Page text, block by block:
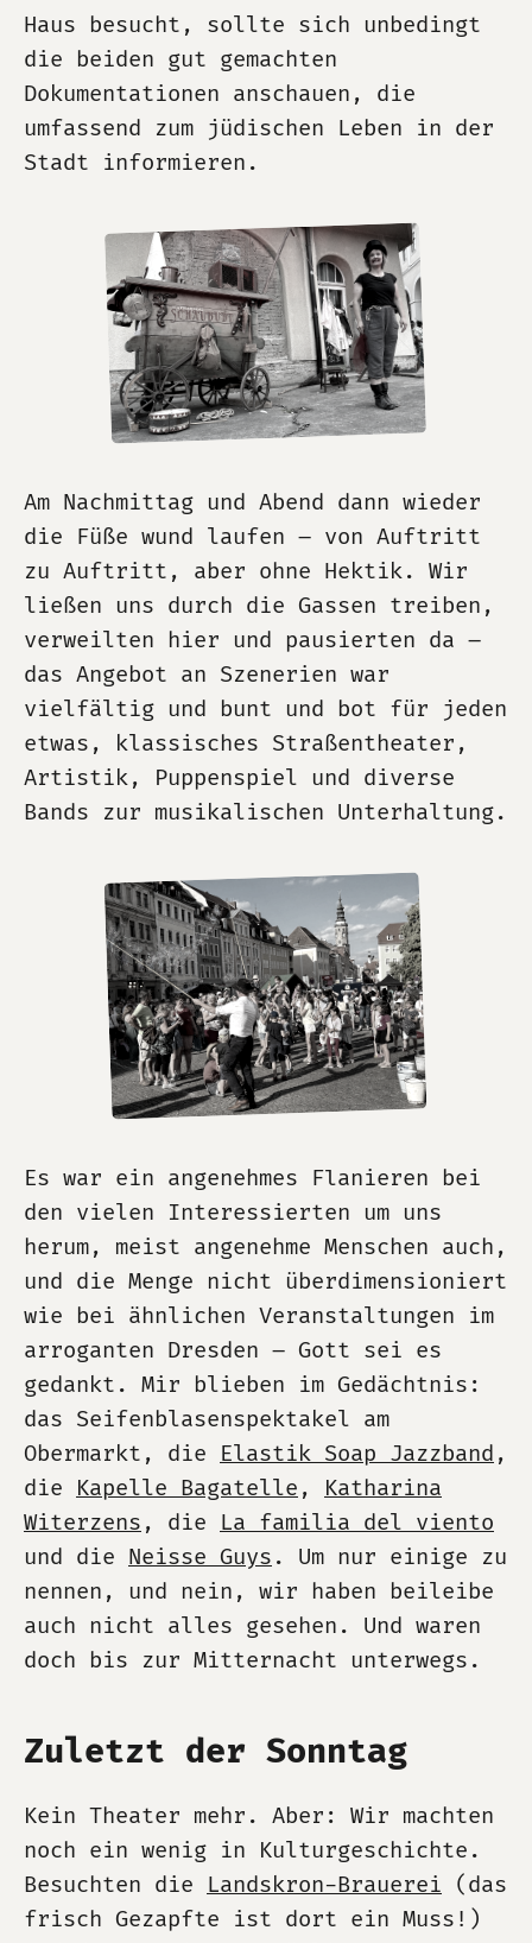
Haus besucht, sollte sich unbedingt
die beiden gut gemachten
Dokumentationen anschauen, die
umfassend zum jüdischen Leben in der
Stadt informieren.
Am Nachmittag und Abend dann wieder
die Füße wund laufen – von Auftritt
zu Auftritt, aber ohne Hektik. Wir
ließen uns durch die Gassen treiben,
verweilten hier und pausierten da –
das Angebot an Szenerien war
vielfältig und bunt und bot für jeden
etwas, klassisches Straßentheater,
Artistik, Puppenspiel und diverse
Bands zur musikalischen Unterhaltung.
Es war ein angenehmes Flanieren bei
den vielen Interessierten um uns
herum, meist angenehme Menschen auch,
und die Menge nicht überdimensioniert
wie bei ähnlichen Veranstaltungen im
arroganten Dresden – Gott sei es
gedankt. Mir blieben im Gedächtnis:
das Seifenblasenspektakel am
Obermarkt, die Elastik Soap Jazzband ,
die Kapelle Bagatelle , Katharina
Witerzens , die La familia del viento
und die Neisse Guys . Um nur einige zu
nennen, und nein, wir haben beileibe
auch nicht alles gesehen. Und waren
doch bis zur Mitternacht unterwegs.
Zuletzt der Sonntag
Kein Theater mehr. Aber: Wir machten
noch ein wenig in Kulturgeschichte.
Besuchten die Landskron-Brauerei (das
frisch Gezapfte ist dort ein Muss!)